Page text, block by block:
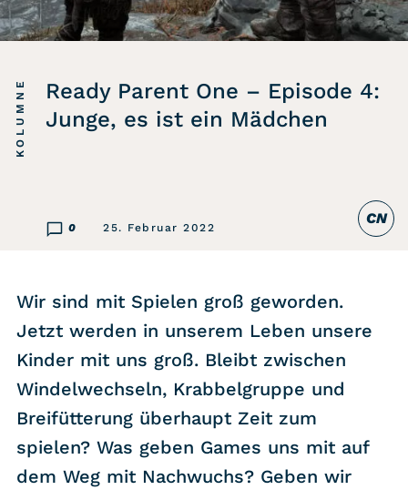
Listicle
Hören
WASTED WEEKLY
Last Game Standing
Top 5
Random
RSS-Feed
COMMUNITY
Ready Parent One – Episode 4:
Junge, es ist ein Mädchen
0 25. Februar 2022
KOLUMNE
CN
Wir sind mit Spielen groß geworden.
Jetzt werden in unserem Leben unsere
Kinder mit uns groß. Bleibt zwischen
Windelwechseln, Krabbelgruppe und
Breifütterung überhaupt Zeit zum
spielen? Was geben Games uns mit auf
dem Weg mit Nachwuchs? Geben wir